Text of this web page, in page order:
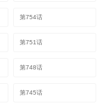
第754话
第751话
第748话
第745话